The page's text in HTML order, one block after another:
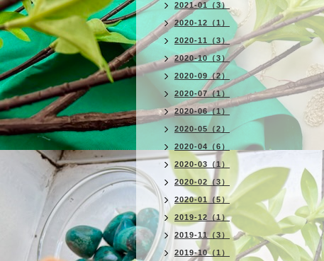
2021-01（3）
2020-12（1）
2020-11（3）
2020-10（3）
2020-09（2）
2020-07（1）
2020-06（1）
2020-05（2）
2020-04（6）
2020-03（1）
2020-02（3）
2020-01（5）
2019-12（1）
2019-11（3）
2019-10（1）